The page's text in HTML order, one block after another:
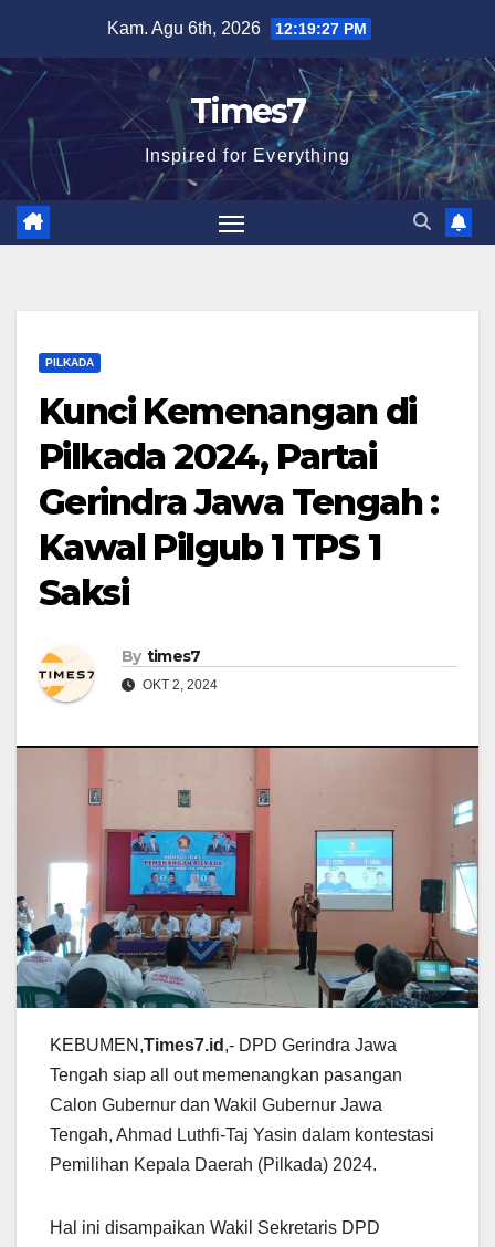
content
Kam. Agu 6th, 2026 12:19:28 PM
Times7
Inspired for Everything
PILKADA
Kunci Kemenangan di
Pilkada 2024, Partai
Gerindra Jawa Tengah :
Kawal Pilgub 1 TPS 1
Saksi
By times7
OKT 2, 2024
KEBUMEN,Times7.id ,- DPD Gerindra Jawa
Tengah siap all out memenangkan pasangan
Calon Gubernur dan Wakil Gubernur Jawa
Tengah, Ahmad Luthfi-Taj Yasin dalam kontestasi
Pemilihan Kepala Daerah (Pilkada) 2024.
Hal ini disampaikan Wakil Sekretaris DPD